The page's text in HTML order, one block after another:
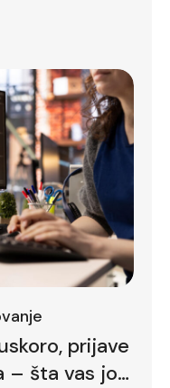
prijave
– šta vas još